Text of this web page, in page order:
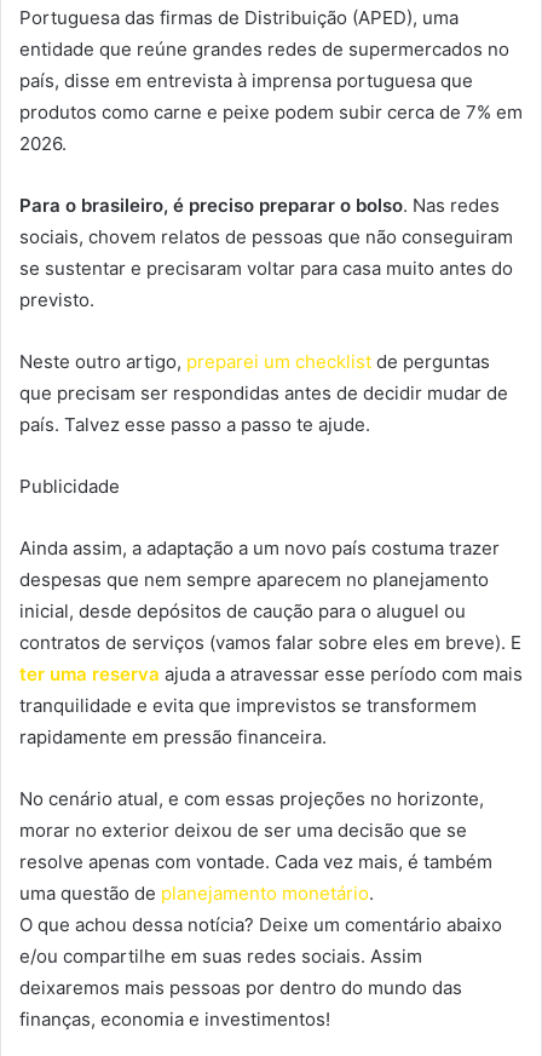
Portuguesa das firmas de Distribuição (APED), uma
entidade que reúne grandes redes de supermercados no
país, disse em entrevista à imprensa portuguesa que
produtos como carne e peixe podem subir cerca de 7% em
2026.
Para o brasileiro, é preciso preparar o bolso. Nas redes
sociais, chovem relatos de pessoas que não conseguiram
se sustentar e precisaram voltar para casa muito antes do
previsto.
Neste outro artigo, preparei um checklist de perguntas
que precisam ser respondidas antes de decidir mudar de
país. Talvez esse passo a passo te ajude.
Publicidade
Ainda assim, a adaptação a um novo país costuma trazer
despesas que nem sempre aparecem no planejamento
inicial, desde depósitos de caução para o aluguel ou
contratos de serviços (vamos falar sobre eles em breve). E
ter uma reserva ajuda a atravessar esse período com mais
tranquilidade e evita que imprevistos se transformem
rapidamente em pressão financeira.
No cenário atual, e com essas projeções no horizonte,
morar no exterior deixou de ser uma decisão que se
resolve apenas com vontade. Cada vez mais, é também
uma questão de planejamento monetário.
O que achou dessa notícia? Deixe um comentário abaixo
e/ou compartilhe em suas redes sociais. Assim
deixaremos mais pessoas por dentro do mundo das
finanças, economia e investimentos!